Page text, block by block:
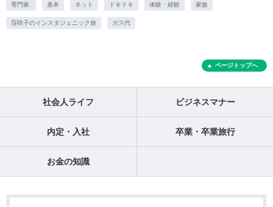
専門家. 基本 ネット ドキドキ 体験・経験 家族
窪咲子のインスタジェニック旅 ガス代
ページトップへ
社会人ライフ ビジネスマナー
内定・入社 卒業・卒業旅行
お金の知識